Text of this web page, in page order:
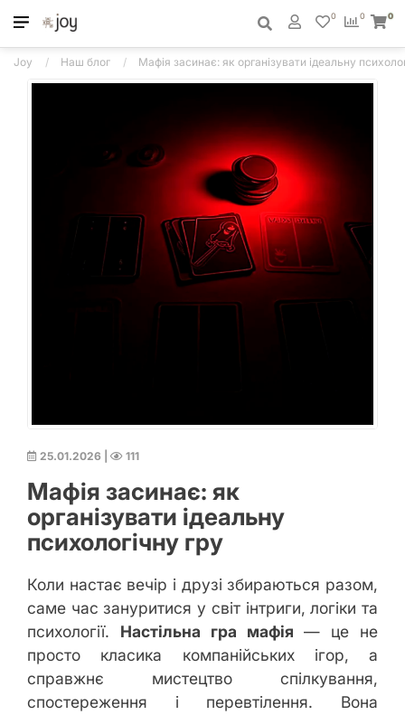
0
0 0
Joy Наш блог Мафія засинає: як організувати ідеальну
25.01.2026 111
Мафія засинає: як
організувати ідеальну
психологічну гру
Коли настає вечір і друзі збираються разом,
саме час зануритися у світ інтриги, логіки та
психології. Настільна гра мафія — це не
просто класика компанійських ігор, а
справжнє мистецтво спілкування,
спостереження і перевтілення. Вона